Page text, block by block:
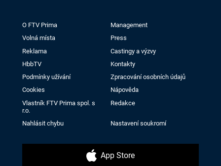
O FTV Prima
Management
Volná místa
Press
Reklama
Castingy a výzvy
HbbTV
Kontakty
Podmínky užívání
Zpracování osobních údajů
Cookies
Nápověda
Vlastník FTV Prima spol. s
r.o.
Redakce
Nahlásit chybu Nastavení soukromí
App Store